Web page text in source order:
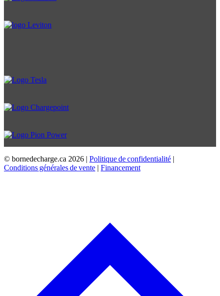
© bornedecharge.ca 2026 | Politique de confidentialité |
Conditions générales de vente | Financement